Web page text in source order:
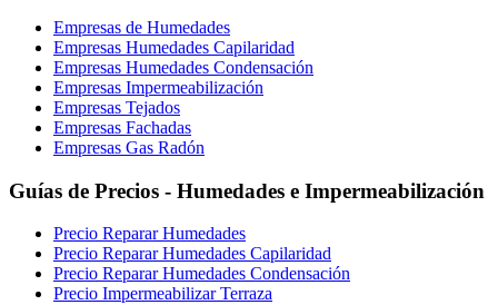
Empresas de Humedades
Empresas Humedades Capilaridad
Empresas Humedades Condensación
Empresas Impermeabilización
Empresas Tejados
Empresas Fachadas
Empresas Gas Radón
Guías de Precios - Humedades e Impermeabilización
Precio Reparar Humedades
Precio Reparar Humedades Capilaridad
Precio Reparar Humedades Condensación
Precio Impermeabilizar Terraza